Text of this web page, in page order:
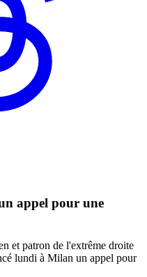
appel pour une
et patron de l'extrême droite
lundi à Milan un appel pour